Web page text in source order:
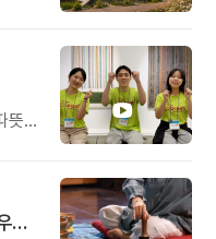
뜻한
지금, 내 안의 흐름을 다시 바로 세우고 싶다면